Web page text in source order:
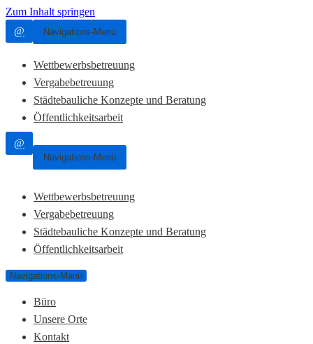
Zum Inhalt springen
@
Navigations-Menü
Wettbewerbsbetreuung
Vergabebetreuung
Städtebauliche Konzepte und Beratung
Öffentlichkeitsarbeit
@
Navigations-Menü
Wettbewerbsbetreuung
Vergabebetreuung
Städtebauliche Konzepte und Beratung
Öffentlichkeitsarbeit
Navigations-Menü
Büro
Unsere Orte
Kontakt